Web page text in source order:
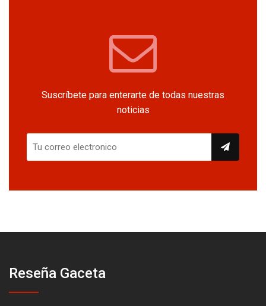
Suscríbete para enterarte de todas nuestras
noticias
Reseña Gaceta